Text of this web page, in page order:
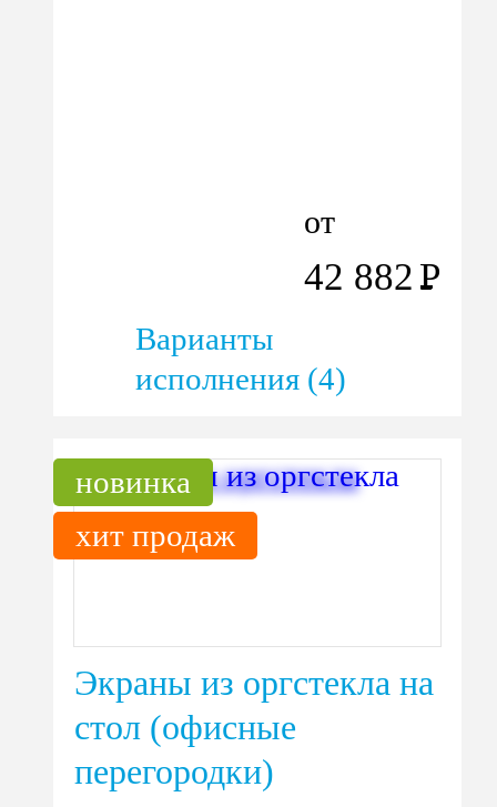
от
42 882 Р
Варианты
исполнения (4)
новинка
хит продаж
Экраны из оргстекла на
стол (офисные
перегородки)